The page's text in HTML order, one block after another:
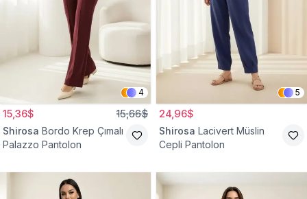
4
15,36$ 15,66$
Shirosa Bordo Krep Çımalı
Palazzo Pantolon
5
24,96$
Shirosa Lacivert Müslin
Cepli Pantolon